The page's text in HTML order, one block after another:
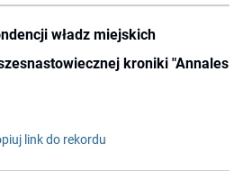
władz miejskich
kroniki "Annales
link do rekordu